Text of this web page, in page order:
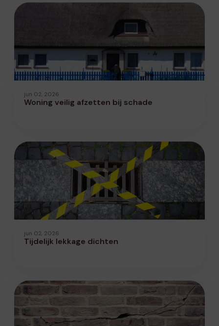
jun 02, 2026
Woning veilig afzetten bij schade
jun 02, 2026
Tijdelijk lekkage dichten